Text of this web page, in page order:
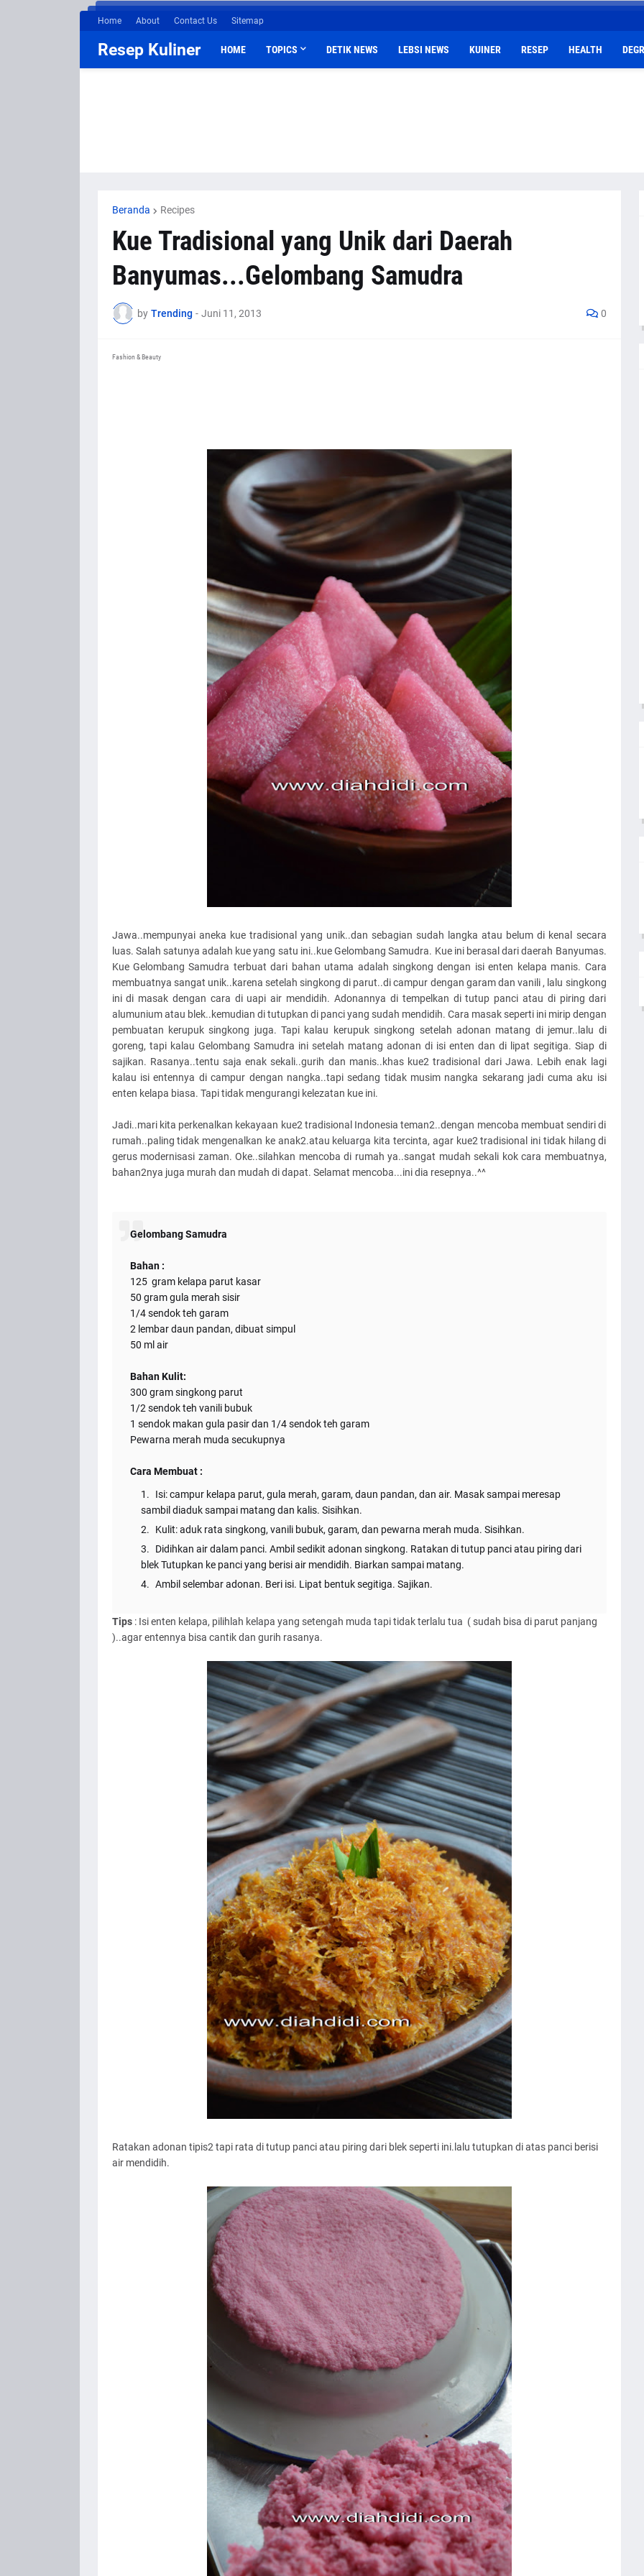
Home About Contact Us Sitemap
Resep Kuliner HOME TOPICS DETIK NEWS LEBSI NEWS KUINER RESEP HEALTH
Beranda Recipes
Kue Tradisional yang Unik dari Daerah
Banyumas...Gelombang Samudra
by Trending - Juni 11, 2013 0
Fashion & Beauty
Jawa..mempunyai aneka kue tradisional yang unik..dan sebagian sudah langka atau belum di kenal secara
luas. Salah satunya adalah kue yang satu ini..kue Gelombang Samudra. Kue ini berasal dari daerah Banyumas.
Kue Gelombang Samudra terbuat dari bahan utama adalah singkong dengan isi enten kelapa manis. Cara
membuatnya sangat unik..karena setelah singkong di parut..di campur dengan garam dan vanili , lalu singkong
ini di masak dengan cara di uapi air mendidih. Adonannya di tempelkan di tutup panci atau di piring dari
alumunium atau blek..kemudian di tutupkan di panci yang sudah mendidih. Cara masak seperti ini mirip dengan
pembuatan kerupuk singkong juga. Tapi kalau kerupuk singkong setelah adonan matang di jemur..lalu di
goreng, tapi kalau Gelombang Samudra ini setelah matang adonan di isi enten dan di lipat segitiga. Siap di
sajikan. Rasanya..tentu saja enak sekali..gurih dan manis..khas kue2 tradisional dari Jawa. Lebih enak lagi
kalau isi entennya di campur dengan nangka..tapi sedang tidak musim nangka sekarang jadi cuma aku isi
enten kelapa biasa. Tapi tidak mengurangi kelezatan kue ini.
Jadi..mari kita perkenalkan kekayaan kue2 tradisional Indonesia teman2..dengan mencoba membuat sendiri di
rumah..paling tidak mengenalkan ke anak2.atau keluarga kita tercinta, agar kue2 tradisional ini tidak hilang di
gerus modernisasi zaman. Oke..silahkan mencoba di rumah ya..sangat mudah sekali kok cara membuatnya,
bahan2nya juga murah dan mudah di dapat. Selamat mencoba...ini dia resepnya..^^
Gelombang Samudra
Bahan :
125 gram kelapa parut kasar
50 gram gula merah sisir
1/4 sendok teh garam
2 lembar daun pandan, dibuat simpul
50 ml air
Bahan Kulit:
300 gram singkong parut
1/2 sendok teh vanili bubuk
1 sendok makan gula pasir dan 1/4 sendok teh garam
Pewarna merah muda secukupnya
Cara Membuat :
Isi: campur kelapa parut, gula merah, garam, daun pandan, dan air. Masak sampai meresap
sambil diaduk sampai matang dan kalis. Sisihkan.
Kulit: aduk rata singkong, vanili bubuk, garam, dan pewarna merah muda. Sisihkan.
Didihkan air dalam panci. Ambil sedikit adonan singkong. Ratakan di tutup panci atau piring dari
blek Tutupkan ke panci yang berisi air mendidih. Biarkan sampai matang.
Ambil selembar adonan. Beri isi. Lipat bentuk segitiga. Sajikan.
Tips: Isi enten kelapa, pilihlah kelapa yang setengah muda tapi tidak terlalu tua ( sudah bisa di parut panjang
)..agar entennya bisa cantik dan gurih rasanya.
Ratakan adonan tipis2 tapi rata di tutup panci atau piring dari blek seperti ini.lalu tutupkan di atas panci berisi
air mendidih.